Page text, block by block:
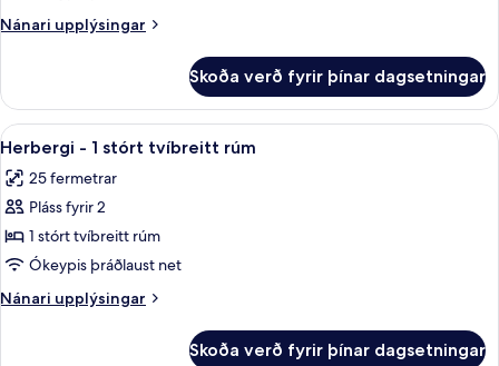
1
stórt
rúm
með
svefnsófa
Nánari upplýsingar
Nánari
-
stórt
tvíbreitt
rúm
með
Skoða verð fyrir þínar dagsetningar
Skoða
allar
myndir
fyrir
Herbergi
-
1
stórt
Dúnsængur, öryggishólf í herbergi,
11
Herbergi - 1 stórt tvíbreitt rúm
25 fermetrar
Pláss fyrir 2
1 stórt tvíbreitt rúm
Ókeypis þráðlaust net
Nánari upplýsingar
Nánari
Skoða verð fyrir þínar dagsetningar